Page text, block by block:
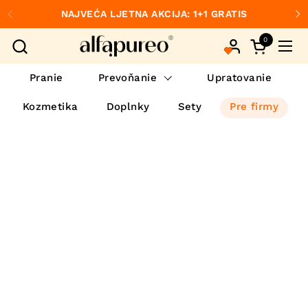
Preskočiť na obsah
Predchádzajúce
NAJVEĆA LJETNA AKCIJA: 1+1 GRATIS
Otvorte
0
Pranie Prevoňanie Upratovanie
Kozmetika Doplnky Sety Pre firmy